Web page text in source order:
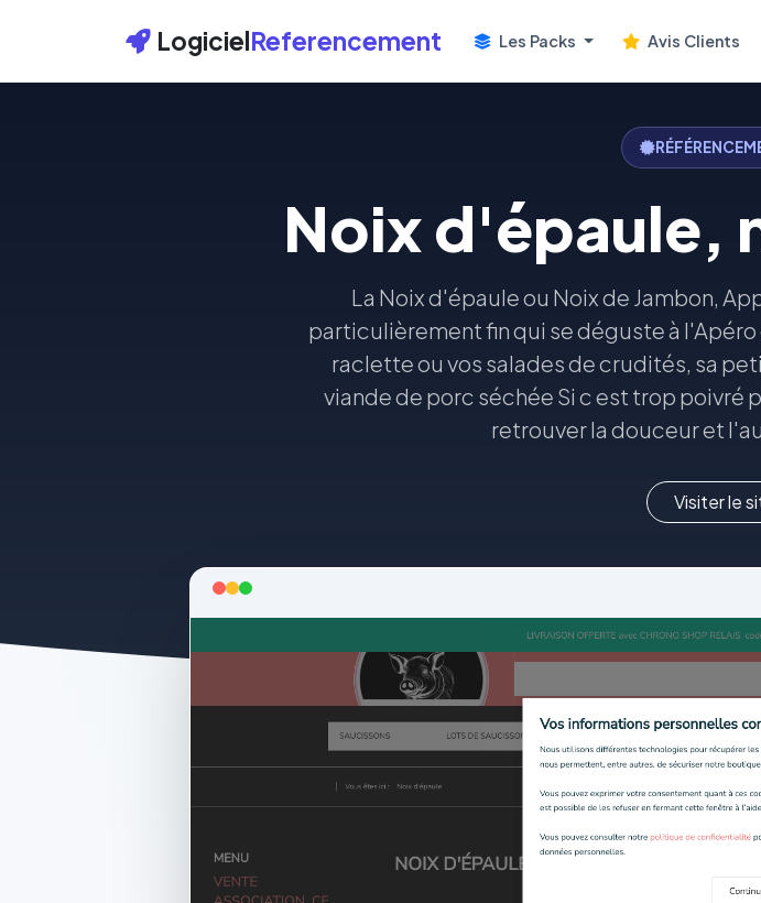
LogicielReferencement Les Packs Avis Clients
Noix d'épaule,
La Noix d'épaule ou Noix de Jambon,
particulièrement fin qui se déguste à
raclette ou vos salades de crudités, sa
viande de porc séchée Si c est trop poivré
retrouver la douceur et
Visiter le